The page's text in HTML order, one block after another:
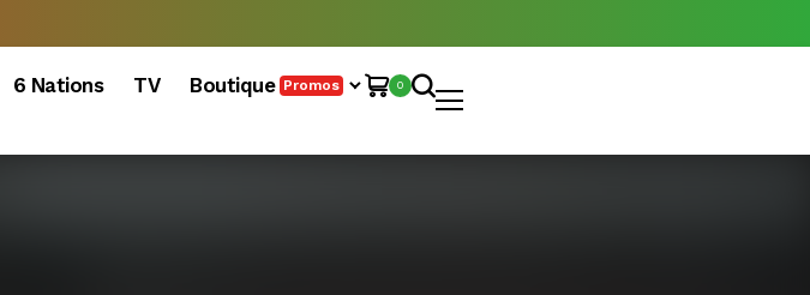
6 Nations TV Boutique Promos 0